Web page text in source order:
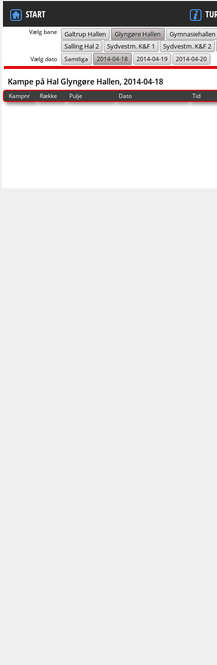
START
Vælg bane Galtrup Hallen Glyngøre Hallen
Gymnasiehallen
Salling Hal 2
Sydvestm. K&F 1 Sydvestm. K&F 2
Vælg dato Samtliga 2014-04-18 2014-04-19 2014-04-20
Kampe på Hal Glyngøre Hallen, 2014-04-18
Kampnr Række Pulje Dato Tid